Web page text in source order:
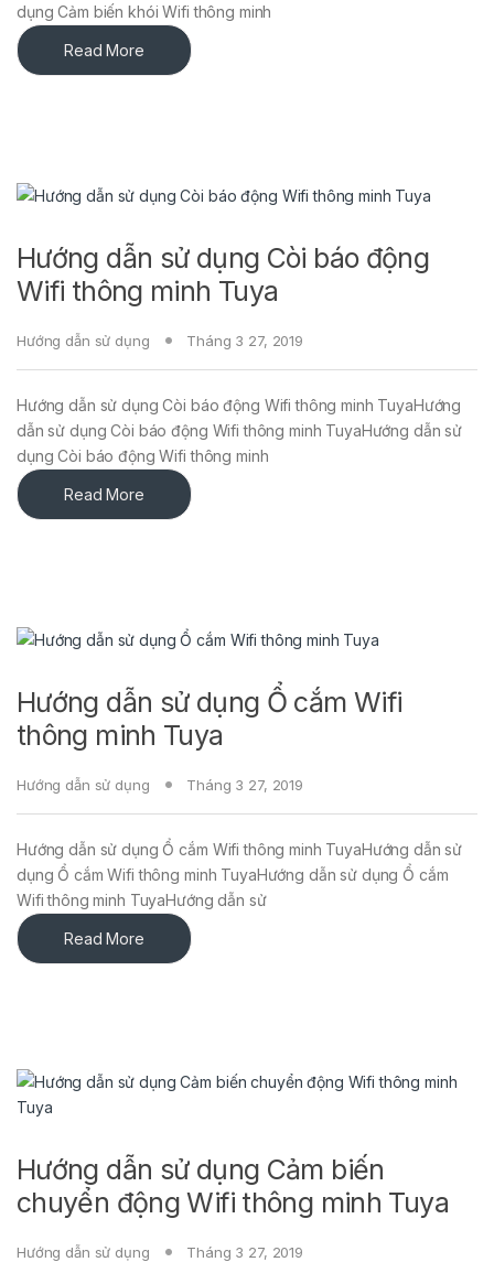
dụng Cảm biến khói Wifi thông minh
Read More
Hướng dẫn sử dụng Còi báo động
Wifi thông minh Tuya
Hướng dẫn sử dụng Tháng 3 27, 2019
Hướng dẫn sử dụng Còi báo động Wifi thông minh TuyaHướng
dẫn sử dụng Còi báo động Wifi thông minh TuyaHướng dẫn sử
dụng Còi báo động Wifi thông minh
Read More
Hướng dẫn sử dụng Ổ cắm Wifi
thông minh Tuya
Hướng dẫn sử dụng Tháng 3 27, 2019
Hướng dẫn sử dụng Ổ cắm Wifi thông minh TuyaHướng dẫn sử
dụng Ổ cắm Wifi thông minh TuyaHướng dẫn sử dụng Ổ cắm
Wifi thông minh TuyaHướng dẫn sử
Read More
Hướng dẫn sử dụng Cảm biến
chuyển động Wifi thông minh Tuya
Hướng dẫn sử dụng Tháng 3 27, 2019